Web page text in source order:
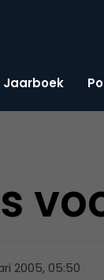
Jaarboek
2005, 05:50